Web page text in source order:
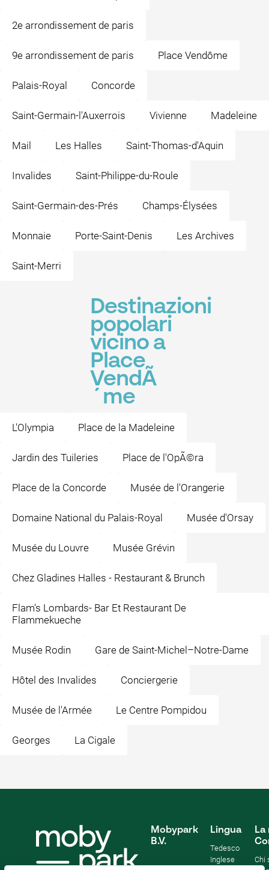
2e arrondissement de paris
9e arrondissement de paris Place Vendôme
Palais-Royal Concorde
Saint-Germain-l'Auxerrois Vivienne Madeleine
Mail Les Halles Saint-Thomas-d'Aquin
Invalides Saint-Philippe-du-Roule
Saint-Germain-des-Prés Champs-Élysées
Monnaie Porte-Saint-Denis Les Archives
Saint-Merri
Destinazioni
popolari
vicino a
Place
VendÃ
´me
L'Olympia Place de la Madeleine
Jardin des Tuileries Place de l'OpÃ©ra
Place de la Concorde Musée de l'Orangerie
Domaine National du Palais-Royal Musée d'Orsay
Musée du Louvre Musée Grévin
Chez Gladines Halles - Restaurant & Brunch
Flam's Lombards- Bar Et Restaurant De
Flammekueche
Musée Rodin Gare de Saint-Michel–Notre-Dame
Hôtel des Invalides Conciergerie
Musée de l'Armée Le Centre Pompidou
Georges La Cigale
Mobypark
B.V.
Lingua
Tedesco
Inglese
La
Chi